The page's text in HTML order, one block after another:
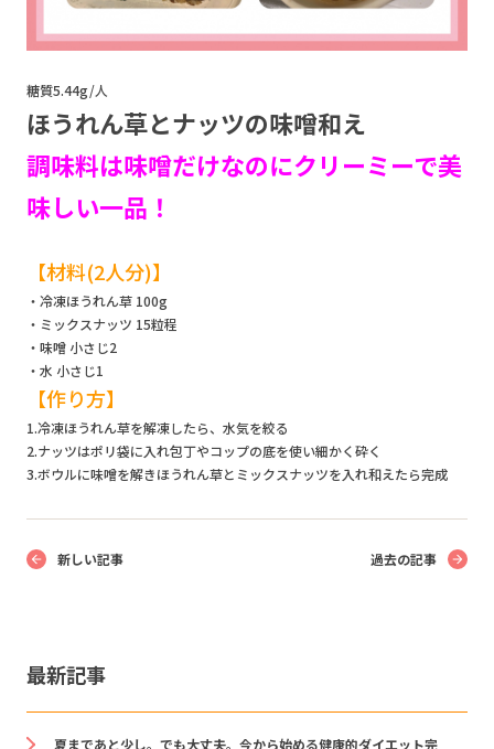
糖質5.44g/人
ほうれん草とナッツの味噌和え
調味料は味噌だけなのにクリーミーで美
味しい一品！
【材料(2人分)】
・冷凍ほうれん草 100g
・ミックスナッツ 15粒程
・味噌 小さじ2
・水 小さじ1
【作り方】
1.冷凍ほうれん草を解凍したら、水気を絞る
2.ナッツはポリ袋に入れ包丁やコップの底を使い細かく砕く
3.ボウルに味噌を解きほうれん草とミックスナッツを入れ和えたら完成
新しい記事 過去の記事
最新記事
夏まであと少し。でも大丈夫。今から始める健康的ダイエット完